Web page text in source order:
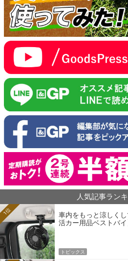
人気記事ラン
車内をもっと涼しく
活カー用品ベストバイ
1位
トピックス